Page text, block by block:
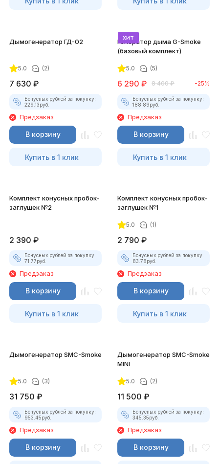
Дымогенератор ГД-02
5.0 (2)
7 630 ₽
Бонусных рублей за покупку:
229.13руб.
Предзаказ
В корзину
Купить в 1 клик
хит
Генератор дыма G-Smoke
(базовый комплект)
5.0 (5)
6 290 ₽ 8 400 ₽ -25%
Бонусных рублей за покупку:
188.89руб.
Предзаказ
В корзину
Купить в 1 клик
Комплект конусных пробок-
заглушек №2
2 390 ₽
Бонусных рублей за покупку:
71.77руб.
Предзаказ
В корзину
Купить в 1 клик
Комплект конусных пробок-
заглушек №1
5.0 (1)
2 790 ₽
Бонусных рублей за покупку:
83.78руб.
Предзаказ
В корзину
Купить в 1 клик
Дымогенератор SMC-Smoke
5.0 (3)
31 750 ₽
Бонусных рублей за покупку:
953.45руб.
Предзаказ
В корзину
Дымогенератор SMC-Smoke
MINI
5.0 (2)
11 500 ₽
Бонусных рублей за покупку:
345.35руб.
Предзаказ
В корзину